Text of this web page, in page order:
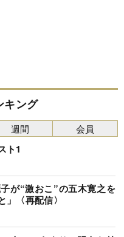
キング
ト1
が“激おこ”の五木寛之を
〈再配信〉
週間 会員